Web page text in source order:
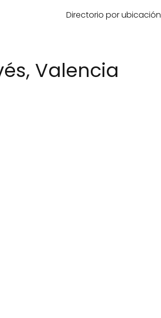
Directorio por ubicación
Valencia